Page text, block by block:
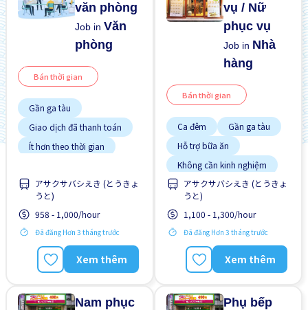
văn phòng
Job inVăn
phòng
Bán thời gian
Gần ga tàu
Giao dịch đã thanh toán
Ít hơn theo thời gian
アサクサバシえき (とうきょ
うと)
958 - 1,000/hour
Đã đăng Hơn 3 tháng trước
Xem thêm
vụ / Nữ
phục vụ
Job in Nhà
hàng
Bán thời gian
Ca đêm
Gần ga tàu
Hỗ trợ bữa ăn
Không cần kinh nghiệm
Lao động người nước
ngoài
Nâng cao
Ưu tiên có visa học sinh
Ưu tiên nữ giới
アサクサバシえき (とうきょ
うと)
1,100 - 1,300/hour
Đã đăng Hơn 3 tháng trước
Xem thêm
Nam phục
Phụ bếp